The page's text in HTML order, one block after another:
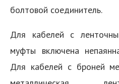
болтовой соединитель.
Для кабелей с
муфты включена
Для кабелей с броней